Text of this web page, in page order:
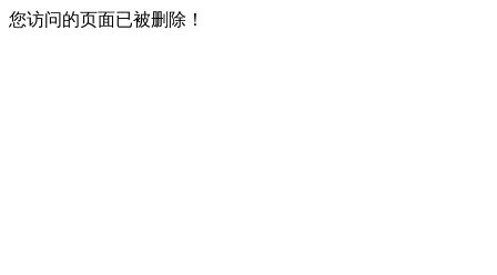
您访问的页面已被删除！